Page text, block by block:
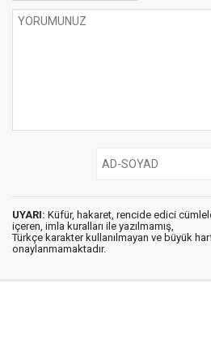
UYARI: Küfür, hakaret, rencide edici
içeren, imla kuralları ile yazılmamış,
Türkçe karakter kullanılmayan ve büyük
onaylanmamaktadır.